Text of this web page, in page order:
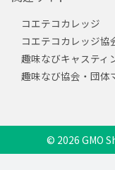
コエテコカレッジ
コエテコカレッジ協
趣味なびキャスティ
趣味なび協会・団体
© 2026 GMO